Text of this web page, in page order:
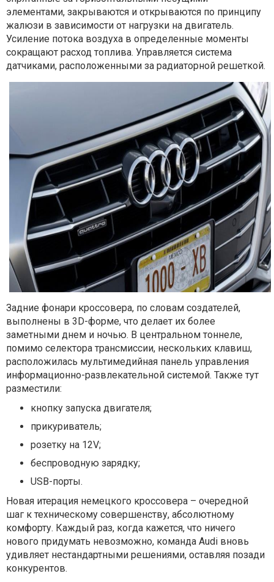
элементами, закрываются и открываются по принципу
жалюзи в зависимости от нагрузки на двигатель.
Усиление потока воздуха в определенные моменты
сокращают расход топлива. Управляется система
датчиками, расположенными за радиаторной решеткой.
Задние фонари кроссовера, по словам создателей,
выполнены в 3D-форме, что делает их более
заметными днем и ночью. В центральном тоннеле,
помимо селектора трансмиссии, нескольких клавиш,
расположилась мультимедийная панель управления
информационно-развлекательной системой. Также тут
разместили:
кнопку запуска двигателя;
прикуриватель;
розетку на 12V;
беспроводную зарядку;
USB-порты.
Новая итерация немецкого кроссовера – очередной
шаг к техническому совершенству, абсолютному
комфорту. Каждый раз, когда кажется, что ничего
нового придумать невозможно, команда Audi вновь
удивляет нестандартными решениями, оставляя позади
конкурентов.